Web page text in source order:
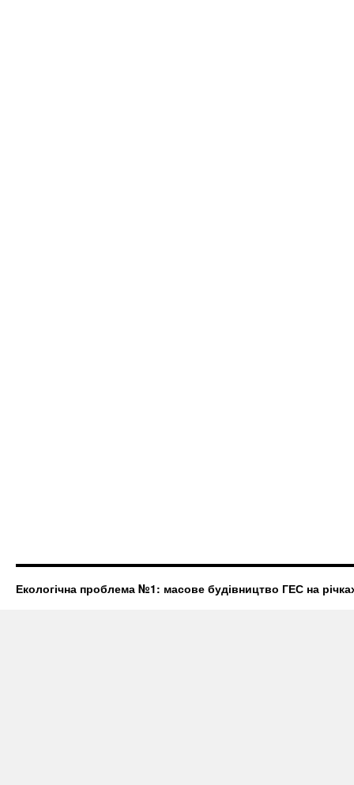
Екологічна проблема №1: масове будівництво ГЕС на